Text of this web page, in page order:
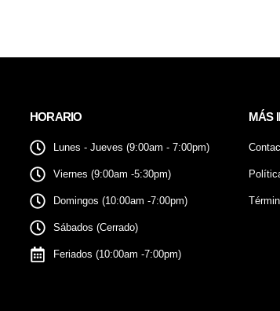
HORARIO
Lunes - Jueves (9:00am - 7:00pm)
Viernes (9:00am -5:30pm)
Domingos (10:00am -7:00pm)
Sábados (Cerrado)
Feriados (10:00am -7:00pm)
MÁS